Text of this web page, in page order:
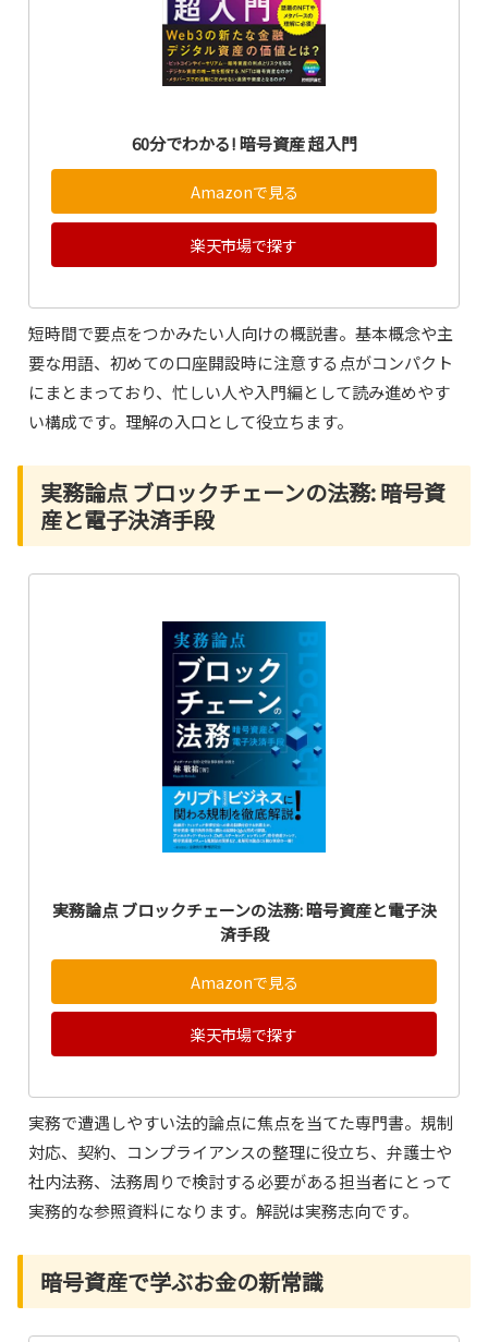
60分でわかる! 暗号資産 超入門
Amazonで見る
楽天市場で探す
短時間で要点をつかみたい人向けの概説書。基本概念や主
要な用語、初めての口座開設時に注意する点がコンパクト
にまとまっており、忙しい人や入門編として読み進めやす
い構成です。理解の入口として役立ちます。
実務論点 ブロックチェーンの法務: 暗号資
産と電子決済手段
実務論点 ブロックチェーンの法務: 暗号資産と電子決
済手段
Amazonで見る
楽天市場で探す
実務で遭遇しやすい法的論点に焦点を当てた専門書。規制
対応、契約、コンプライアンスの整理に役立ち、弁護士や
社内法務、法務周りで検討する必要がある担当者にとって
実務的な参照資料になります。解説は実務志向です。
暗号資産で学ぶお金の新常識